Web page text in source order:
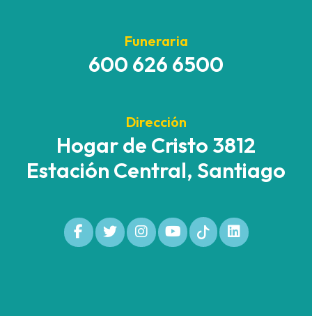
Funeraria
600 626 6500
Dirección
Hogar de Cristo 3812
Estación Central, Santiago